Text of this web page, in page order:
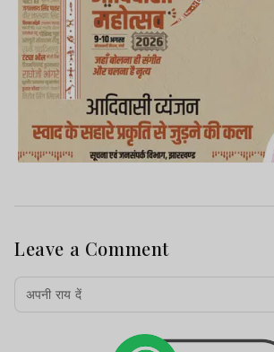
Leave a Comment